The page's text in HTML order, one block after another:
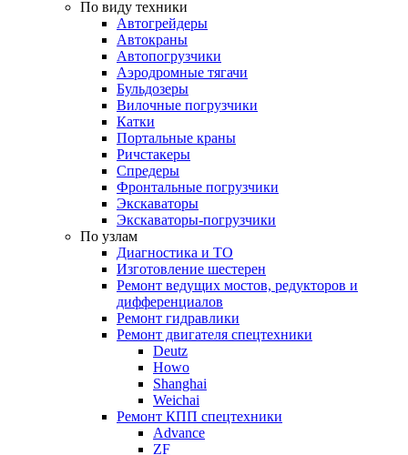
По виду техники
Автогрейдеры
Автокраны
Автопогрузчики
Аэродромные тягачи
Бульдозеры
Вилочные погрузчики
Катки
Портальные краны
Ричстакеры
Спредеры
Фронтальные погрузчики
Экскаваторы
Экскаваторы-погрузчики
По узлам
Диагностика и ТО
Изготовление шестерен
Ремонт ведущих мостов, редукторов и
дифференциалов
Ремонт гидравлики
Ремонт двигателя спецтехники
Deutz
Howo
Shanghai
Weichai
Ремонт КПП спецтехники
Advance
ZF